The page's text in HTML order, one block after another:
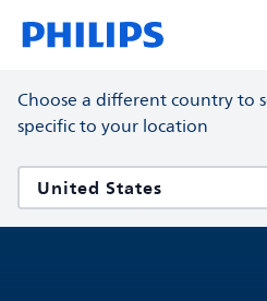
Choose a different country to
specific to your location